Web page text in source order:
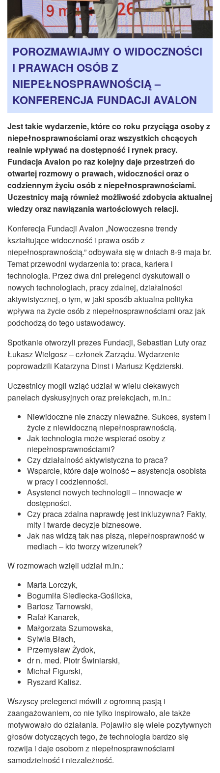
INSTYTUT TYFLOLOGICZNY
KONTAKT
1,5%
POROZMAWIAJMY O WIDOCZNOŚCI
I PRAWACH OSÓB Z
NIEPEŁNOSPRAWNOŚCIĄ –
KONFERENCJA FUNDACJI AVALON
Jest takie wydarzenie, które co roku przyciąga osoby z
niepełnosprawnościami oraz wszystkich chcących
realnie wpływać na dostępność i rynek pracy.
Fundacja Avalon po raz kolejny daje przestrzeń do
otwartej rozmowy o prawach, widoczności oraz o
codziennym życiu osób z niepełnosprawnościami.
Uczestnicy mają również możliwość zdobycia aktualnej
wiedzy oraz nawiązania wartościowych relacji.
Konferecja Fundacji Avalon „Nowoczesne trendy
kształtujące widoczność i prawa osób z
niepełnosprawnością.” odbywała się w dniach 8-9 maja br.
Temat przewodni wydarzenia to: praca, kariera i
technologia. Przez dwa dni prelegenci dyskutowali o
nowych technologiach, pracy zdalnej, działalności
aktywistycznej, o tym, w jaki sposób aktualna polityka
wpływa na życie osób z niepełnosprawnościami oraz jak
podchodzą do tego ustawodawcy.
Spotkanie otworzyli prezes Fundacji, Sebastian Luty oraz
Łukasz Wielgosz – członek Zarządu. Wydarzenie
poprowadzili Katarzyna Dinst i Mariusz Kędzierski.
Uczestnicy mogli wziąć udział w wielu ciekawych
panelach dyskusyjnych oraz prelekcjach, m.in.:
Niewidoczne nie znaczy nieważne. Sukces, system i
życie z niewidoczną niepełnosprawnością.
Jak technologia może wspierać osoby z
niepełnosprawnościami?
Czy działalność aktywistyczna to praca?
Wsparcie, które daje wolność – asystencja osobista
w pracy i codzienności.
Asystenci nowych technologii – innowacje w
dostępności.
Czy praca zdalna naprawdę jest inkluzywna? Fakty,
mity i twarde decyzje biznesowe.
Jak nas widzą tak nas piszą, niepełnosprawność w
mediach – kto tworzy wizerunek?
W rozmowach wzięli udział m.in.:
Marta Lorczyk,
Bogumiła Siedlecka-Goślicka,
Bartosz Tarnowski,
Rafał Kanarek,
Małgorzata Szumowska,
Sylwia Błach,
Przemysław Żydok,
dr n. med. Piotr Świniarski,
Michał Figurski,
Ryszard Kalisz.
Wszyscy prelegenci mówili z ogromną pasją i
zaangażowaniem, co nie tylko inspirowało, ale także
motywowało do działania. Pojawiło się wiele pozytywnych
głosów dotyczących tego, że technologia bardzo się
rozwija i daje osobom z niepełnosprawnościami
samodzielność i niezależność.